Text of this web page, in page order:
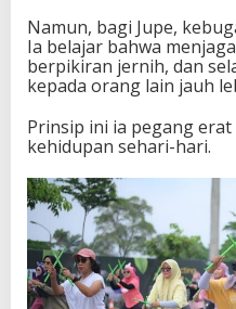
Namun, bagi Jupe,
Ia belajar bahwa
berpikiran jernih, dan
kepada orang lain jauh
Prinsip ini ia pegang
kehidupan sehari-hari.